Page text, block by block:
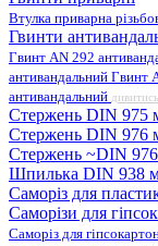
Втулка приварна
Гвинти
Гвинт AN 292
антивандальний Гвинт
антивандальний
Стержень DIN 975
Стержень DIN 976
Стержень ~DIN 976
Шпилька DIN 938
Саморіз для
Саморізи для
Саморіз для